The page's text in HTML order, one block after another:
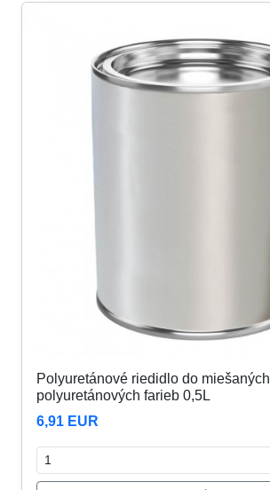
Polyuretánové riedidlo do miešaných
polyuretánových farieb 0,5L
6,91 EUR